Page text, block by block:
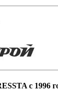
с 1996